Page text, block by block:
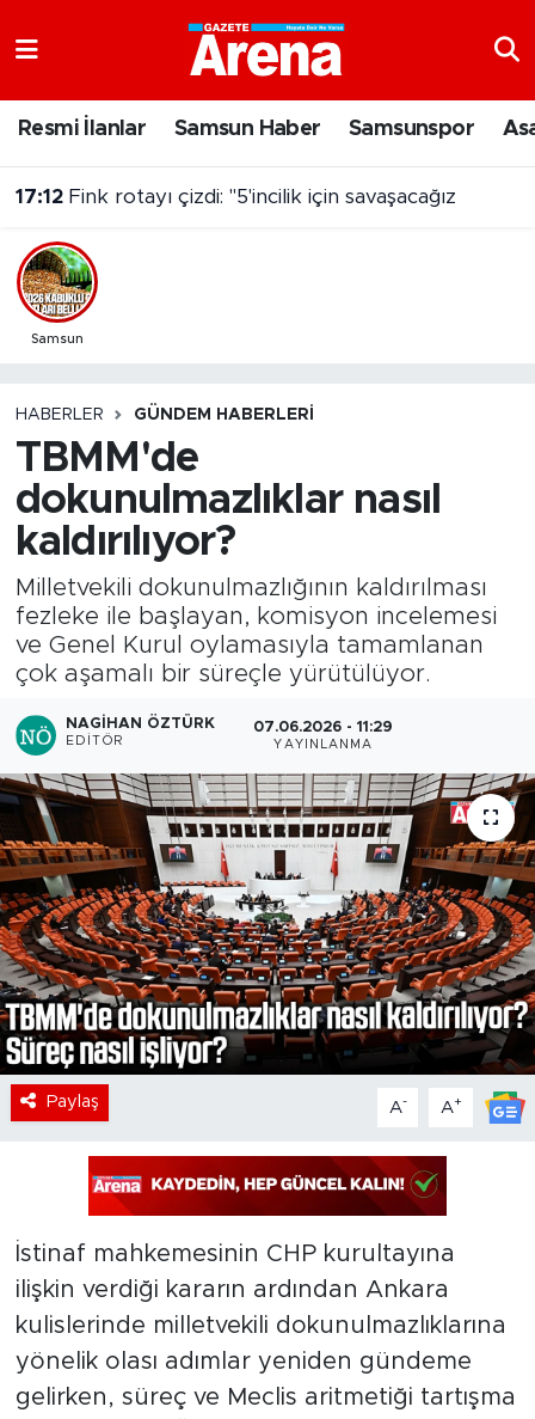
Resmi İlanlar Samsun Haber Samsunspor
17:12 Fink rotayı çizdi: "5'incilik için savaşacağız
Samsun
HABERLER GÜNDEM HABERLERI
TBMM'de
dokunulmazlıklar nasıl
kaldırılıyor?
Milletvekili dokunulmazlığının kaldırılması
fezleke ile başlayan, komisyon incelemesi
ve Genel Kurul oylamasıyla tamamlanan
çok aşamalı bir süreçle yürütülüyor.
NAGIHAN ÖZTÜRK
EDITÖR
07.06.2026 - 11:29
YAYINLANMA
Paylaş A- A+
İstinaf mahkemesinin CHP kurultayına
ilişkin verdiği kararın ardından Ankara
kulislerinde milletvekili dokunulmazlıklarına
yönelik olası adımlar yeniden gündeme
gelirken, süreç ve Meclis aritmetiği tartışma
Samsun Namaz Vakitleri
Trafik Durumu
Süper Lig Puan Durumu ve Fikstür
Son Dakika Haberleri
Haber Arşivi